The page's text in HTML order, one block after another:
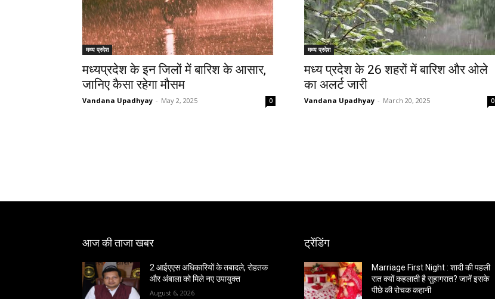
मध्य प्रदेश
मध्यप्रदेश के इन जिलों में बारिश के आसार,
जानिए कैसा रहेगा मौसम
Vandana Upadhyay - May 2, 2025 0
मध्य प्रदेश
मध्य प्रदेश के 26 शहरों में बारिश और ओले
का अलर्ट जारी
Vandana Upadhyay - March 20, 2025 0
आज की ताजा खबर
2 आईएएस अधिकारियों के तबादले, रोहतक
और अंबाला को मिले नए उपायुक्त
August 6, 2026
ट्रेंडिंग
Marriage First Night : शादी की पहली
रात क्यों कहलाती है सुहागरात? जानें इसके
पीछे की रोचक कहानी